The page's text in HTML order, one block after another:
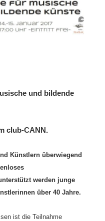
und bildende
club-CANN.
Künstlern überwiegend
werden junge
über 40 Jahre.
ist die Teilnahme